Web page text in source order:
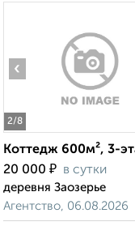
2/8
‹
Коттедж 600м², 3-
20 000 ₽ в сутки
деревня Заозерье
Агентство, 06.08.2026